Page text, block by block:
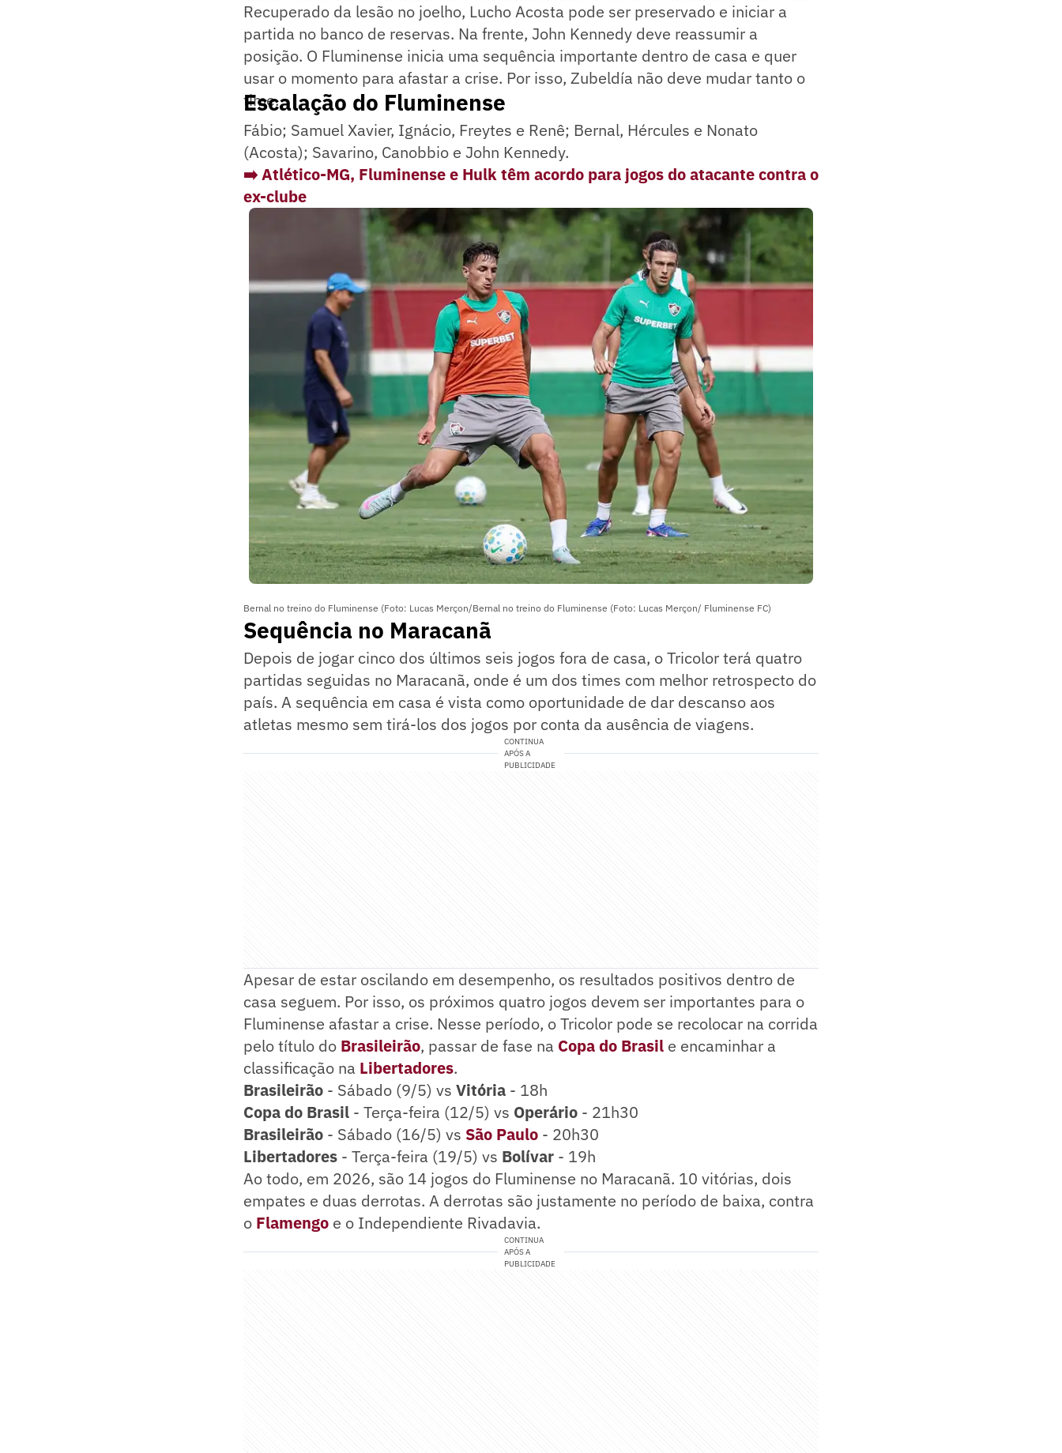
Recuperado da lesão no joelho, Lucho Acosta pode ser preservado e iniciar a
partida no banco de reservas. Na frente, John Kennedy deve reassumir a
posição. O Fluminense inicia uma sequência importante dentro de casa e quer
usar o momento para afastar a crise. Por isso, Zubeldía não deve mudar tanto o
time.
Escalação do Fluminense
Fábio; Samuel Xavier, Ignácio, Freytes e Renê; Bernal, Hércules e Nonato
(Acosta); Savarino, Canobbio e John Kennedy.
➡️ Atlético-MG, Fluminense e Hulk têm acordo para jogos do atacante contra o
ex-clube
Bernal no treino do Fluminense (Foto: Lucas Merçon/Bernal no treino do Fluminense (Foto: Lucas Merçon/ Fluminense FC)
Sequência no Maracanã
Depois de jogar cinco dos últimos seis jogos fora de casa, o Tricolor terá quatro
partidas seguidas no Maracanã, onde é um dos times com melhor retrospecto do
país. A sequência em casa é vista como oportunidade de dar descanso aos
atletas mesmo sem tirá-los dos jogos por conta da ausência de viagens.
CONTINUA
APÓS A
PUBLICIDADE
Apesar de estar oscilando em desempenho, os resultados positivos dentro de
casa seguem. Por isso, os próximos quatro jogos devem ser importantes para o
Fluminense afastar a crise. Nesse período, o Tricolor pode se recolocar na corrida
pelo título do Brasileirão, passar de fase na Copa do Brasil e encaminhar a
classificação na Libertadores.
Brasileirão - Sábado (9/5) vs Vitória - 18h
Copa do Brasil - Terça-feira (12/5) vs Operário - 21h30
Brasileirão - Sábado (16/5) vs São Paulo - 20h30
Libertadores - Terça-feira (19/5) vs Bolívar - 19h
Ao todo, em 2026, são 14 jogos do Fluminense no Maracanã. 10 vitórias, dois
empates e duas derrotas. A derrotas são justamente no período de baixa, contra
o Flamengo e o Independiente Rivadavia.
CONTINUA
APÓS A
PUBLICIDADE